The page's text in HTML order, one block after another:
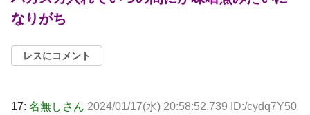
なりがち
レスにコメント
17: 名無しさん 2024/01/17(水) 20:58:52.739 ID:/cydq7Y50